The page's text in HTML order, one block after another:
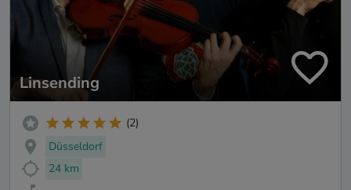
Linsending
(2)
Düsseldorf
24 km